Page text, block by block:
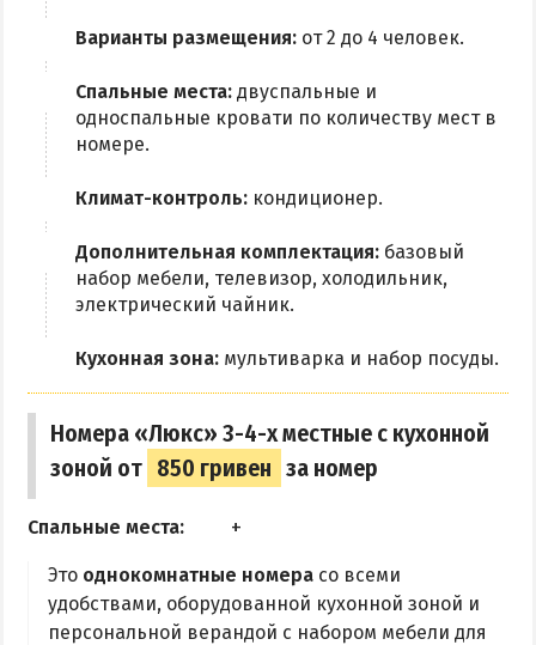
ПРОЕЗД
РЕКОМЕНДАЦИИ ПО ВЫБОРУ ЖИЛЬЯ
Отдых с детьми
Отдых в сентябре
Отдых зимой и в межсезонье
Отдых с бассейном
Отдых на набережной
Квартиры посуточно
Варианты размещения: от 2 до 4 человек.
Спальные места: двуспальные и
односпальные кровати по количеству мест в
номере.
Климат-контроль: кондиционер.
Дополнительная комплектация: базовый
набор мебели, телевизор, холодильник,
электрический чайник.
Кухонная зона: мультиварка и набор посуды.
Номера «Люкс» 3-4-х местные с кухонной
зоной от 850 гривен за номер
Спальные места:
Это однокомнатные номера со всеми
удобствами, оборудованной кухонной зоной и
персональной верандой с набором мебели для